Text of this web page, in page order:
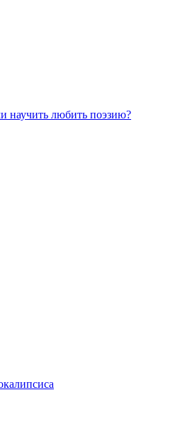
научить любить поэзию?